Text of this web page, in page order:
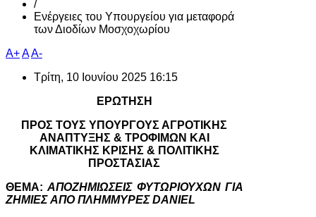
/
Ενέργειες του Υπουργείου για μεταφορά
των Διοδίων Μοσχοχωρίου
A+AA-
Τρίτη, 10 Ιουνίου 2025 16:15
ΕΡΩΤΗΣΗ
ΠΡΟΣ ΤΟΥΣ ΥΠΟΥΡΓΟΥΣ ΑΓΡΟΤΙΚΗΣ
ΑΝΑΠΤΥΞΗΣ & ΤΡΟΦΙΜΩΝ ΚΑΙ
ΚΛΙΜΑΤΙΚΗΣ ΚΡΙΣΗΣ & ΠΟΛΙΤΙΚΗΣ
ΠΡΟΣΤΑΣΙΑΣ
ΘΕΜΑ: ΑΠΟΖΗΜΙΩΣΕΙΣ ΦΥΤΩΡΙΟΥΧΩΝ ΓΙΑ
ΖΗΜΙΕΣ ΑΠΟ ΠΛΗΜΜΥΡΕΣ DANIEL